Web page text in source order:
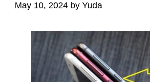
May 10, 2024 by Yuda